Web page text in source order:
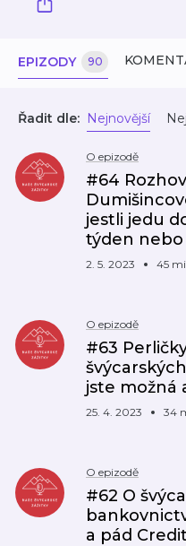
EPIZODY 90
Řadit dle: Nejnovější
O epizodě
#64
jestli jedu
týden nebo
2. 5. 2023 45
O epizodě
#63
jste možná
25. 4. 2023 34
O epizodě
#62 O
a pád